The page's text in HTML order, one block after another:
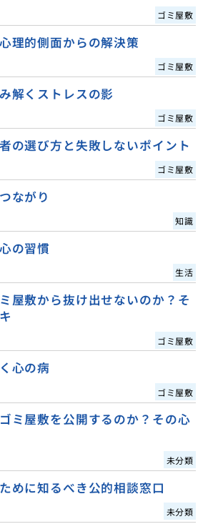
ゴミ屋敷
理的側面からの解決策
ゴミ屋敷
解くストレスの影
ゴミ屋敷
の選び方と失敗しないポイント
ゴミ屋敷
ながり
知識
の習慣
生活
屋敷から抜け出せないのか？そ
ゴミ屋敷
心の病
ゴミ屋敷
ミ屋敷を公開するのか？その心
未分類
めに知るべき公的相談窓口
未分類